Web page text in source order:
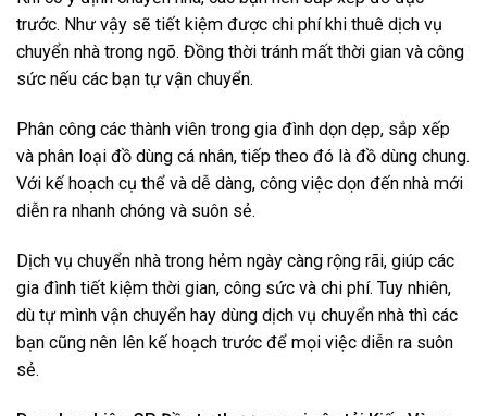
trước. Như vậy sẽ tiết kiệm được chi phí khi thuê dịch vụ
chuyển nhà trong ngõ. Đồng thời tránh mất thời gian và công
sức nếu các bạn tự vận chuyển.
Phân công các thành viên trong gia đình dọn dẹp, sắp xếp
và phân loại đồ dùng cá nhân, tiếp theo đó là đồ dùng chung.
Với kế hoạch cụ thể và dễ dàng, công việc dọn đến nhà mới
diễn ra nhanh chóng và suôn sẻ.
Dịch vụ chuyển nhà trong hẻm ngày càng rộng rãi, giúp các
gia đình tiết kiệm thời gian, công sức và chi phí. Tuy nhiên,
dù tự mình vận chuyển hay dùng dịch vụ chuyển nhà thì các
bạn cũng nên lên kế hoạch trước để mọi việc diễn ra suôn
sẻ.